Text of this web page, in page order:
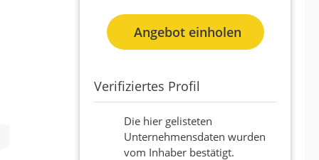
Angebot einholen
Verifiziertes Profil
Die hier gelisteten
Unternehmensdaten wurden
vom Inhaber bestätigt.